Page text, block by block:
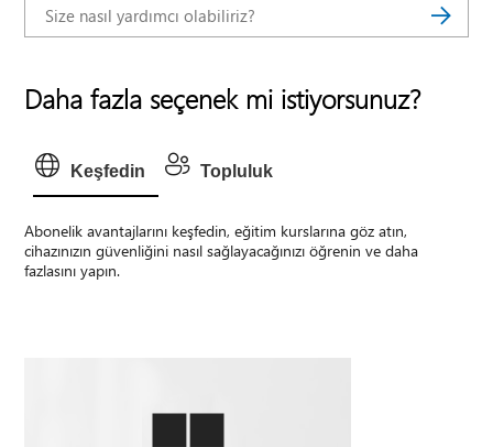
Daha fazla seçenek mi istiyorsunuz?
Keşfedin Topluluk
Abonelik avantajlarını keşfedin, eğitim kurslarına göz atın,
cihazınızın güvenliğini nasıl sağlayacağınızı öğrenin ve daha
fazlasını yapın.